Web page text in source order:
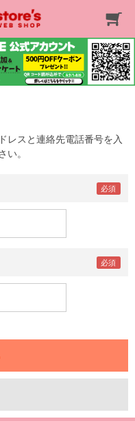
レスと連絡先電話番号を入
い。